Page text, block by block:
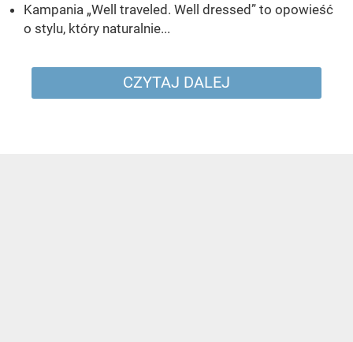
Kampania „Well traveled. Well dressed” to opowieść
o stylu, który naturalnie...
CZYTAJ DALEJ